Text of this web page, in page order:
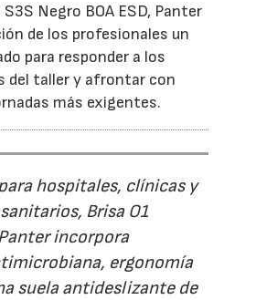
Negro BOA ESD, Panter
de los profesionales un
para responder a los
del taller y afrontar con
más exigentes.
hospitales, clínicas y
Brisa O1
incorpora
ergonomía
suela antideslizante de